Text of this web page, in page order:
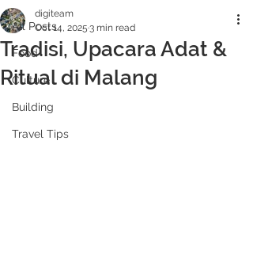
All Posts
Food
Culture
Building
Travel Tips
Tradisi, Upacara Adat &
Ritual di Malang
digiteam
Oct 14, 2025 3 min read